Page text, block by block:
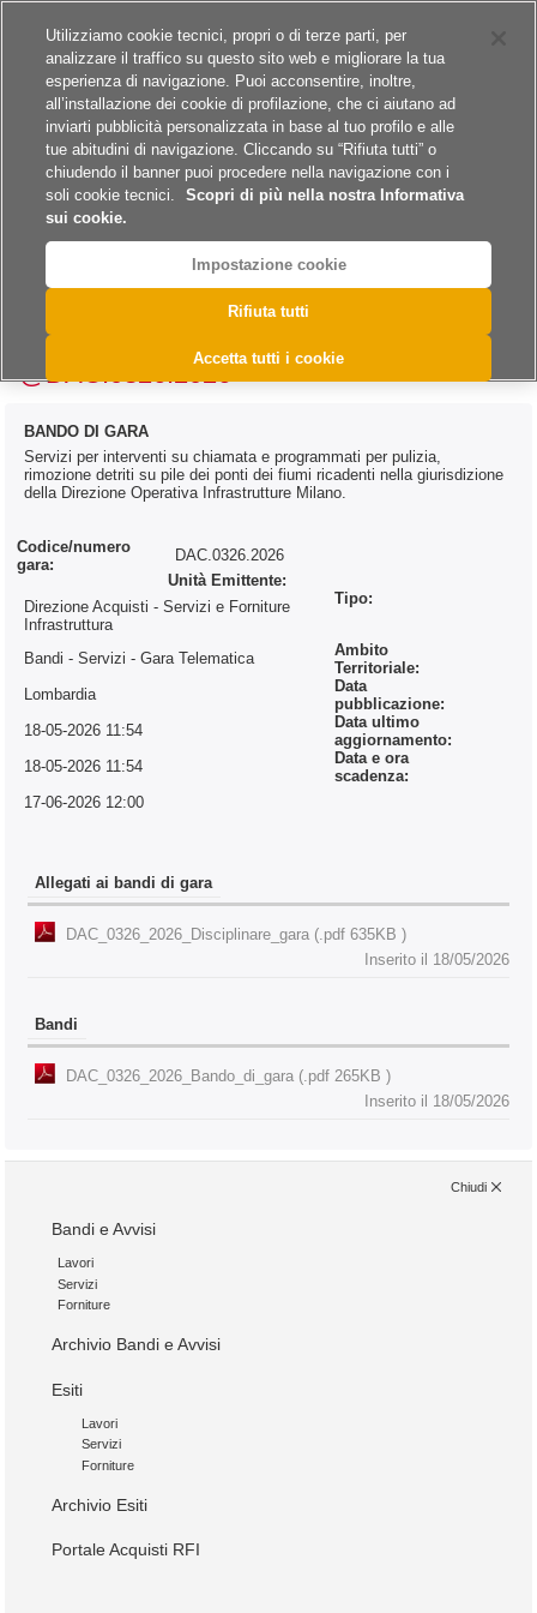
A
@DAC.0326.2026
BANDO DI GARA
Servizi per interventi su chiamata e programmati per pulizia,
rimozione detriti su pile dei ponti dei fiumi ricadenti nella giurisdizione
della Direzione Operativa Infrastrutture Milano.
Codice/numero
gara:
DAC.0326.2026
Unità Emittente:
Direzione Acquisti - Servizi e Forniture
Infrastruttura
Tipo:
Bandi - Servizi- Gara Telematica
Ambito
Territoriale:
Lombardia
Data
pubblicazione:
18-05-2026 11:54
Data ultimo
aggiornamento:
18-05-2026 11:54
Data e ora
scadenza:
17-06-2026 12:00
Allegati ai bandi di gara
DAC_0326_2026_Disciplinare_gara (.pdf 635KB )
Inserito il 18/05/2026
Bandi
DAC_0326_2026_Bando_di_gara (.pdf 265KB )
Inserito il 18/05/2026
Chiudi
Bandi e Avvisi
Lavori
Servizi
Forniture
Archivio Bandi e Avvisi
Esiti
Lavori
Servizi
Forniture
Archivio Esiti
Portale Acquisti RFI
Utilizziamo cookie tecnici, propri o di terze parti, per
analizzare il traffico su questo sito web e migliorare la tua
esperienza di navigazione. Puoi acconsentire, inoltre,
all’installazione dei cookie di profilazione, che ci aiutano ad
inviarti pubblicità personalizzata in base al tuo profilo e alle
tue abitudini di navigazione. Cliccando su “Rifiuta tutti” o
chiudendo il banner puoi procedere nella navigazione con i
soli cookie tecnici.
Scopri di più nella nostra Informativa
sui cookie.
Impostazione cookie
Rifiuta tutti
Accetta tutti i cookie